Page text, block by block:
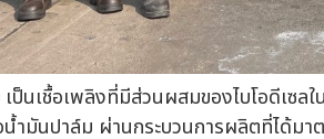
ป็นเชื้อเพลิงที่มีส่วนผสมของไบโอดีเซ
น้ำมันปาล์ม ผ่านกระบวนการผลิตที่ได้ม